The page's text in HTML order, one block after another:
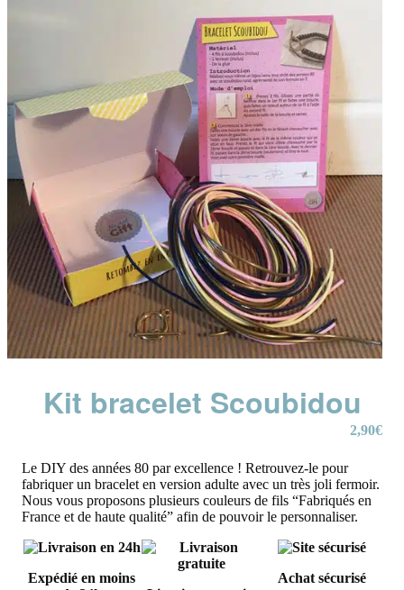
Kit bracelet Scoubidou
2,90€
Le DIY des années 80 par excellence ! Retrouvez-le pour
fabriquer un bracelet en version adulte avec un très joli fermoir.
Nous vous proposons plusieurs couleurs de fils “Fabriqués en
France et de haute qualité” afin de pouvoir le personnaliser.
Expédié en moins
Achat sécurisé